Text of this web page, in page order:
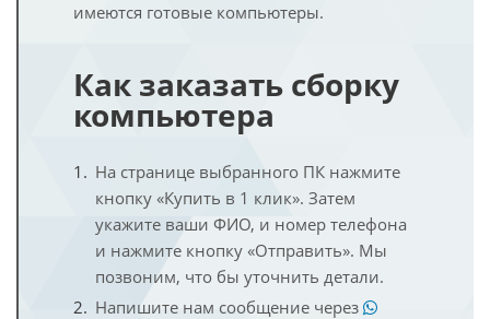
имеются готовые компьютеры.
Как заказать сборку
компьютера
На странице выбранного ПК нажмите
кнопку «Купить в 1 клик». Затем
укажите ваши ФИО, и номер телефона
и нажмите кнопку «Отправить». Мы
позвоним, что бы уточнить детали.
Напишите нам сообщение через